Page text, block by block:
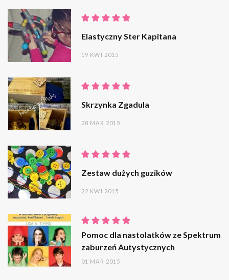
Elastyczny Ster Kapitana
19 KWI 2015
Skrzynka Zgadula
28 MAR 2015
Zestaw dużych guzików
22 KWI 2015
Pomoc dla nastolatków ze Spektrum
zaburzeń Autystycznych
01 MAR 2015